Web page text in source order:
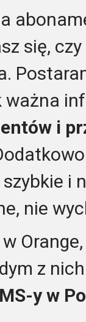
się,
ważna
i
i
nie
z
y w